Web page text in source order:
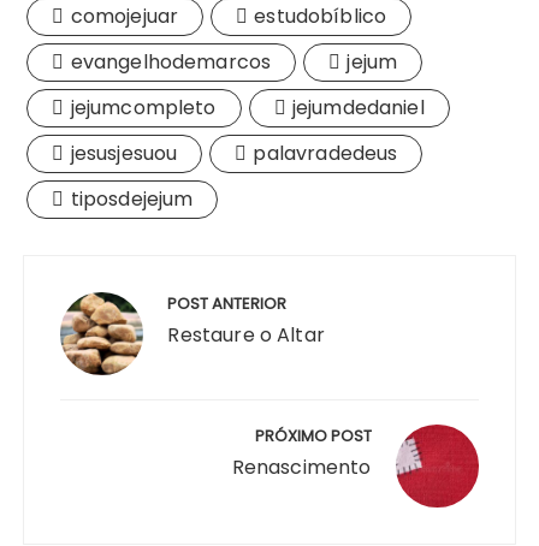
comojejuar
estudobíblico
evangelhodemarcos
jejum
jejumcompleto
jejumdedaniel
jesusjesuou
palavradedeus
tiposdejejum
Post
POST ANTERIOR
Restaure o Altar
PRÓXIMO POST
Renascimento